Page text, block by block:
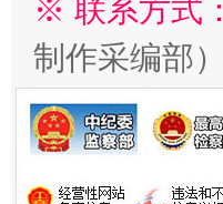
※ 联系方式：
制作采编部）